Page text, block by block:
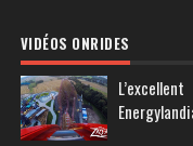
VIDÉOS ONRIDES